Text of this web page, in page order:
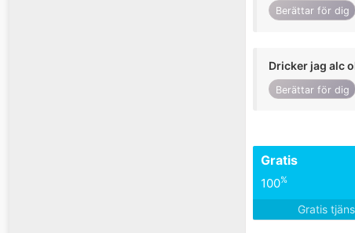
Berättar för dig
Dricker jag alc
Berättar för dig
Gratis
100%
Gratis